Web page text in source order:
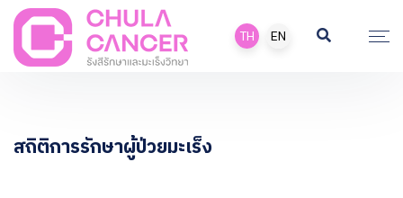
TH EN
สถิติการรักษาผู้ป่วยมะเร็ง